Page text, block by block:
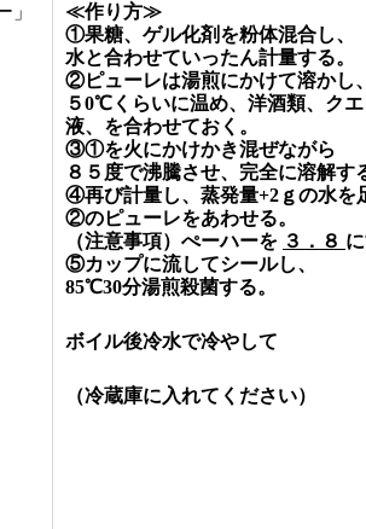
」
≪作り方≫
①果糖、ゲル化剤を粉体混合し、
水と合わせていったん計量する。
②ピューレは湯煎にかけて溶かし
５0℃くらいに温め、洋酒類、ク
液、を合わせておく。
③①を火にかけかき混ぜながら
８５度で沸騰させ、完全に溶解す
④再び計量し、蒸発量+2ｇの水を
②のピューレをあわせる。
（注意事項） ぺーハーを ３．８
⑤カップに流してシールし、
85℃30分湯煎殺菌する。
ボイル後冷水で冷やして
（冷蔵庫に入れてください）